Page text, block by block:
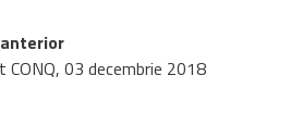
CONQ, 03 decembrie 2018